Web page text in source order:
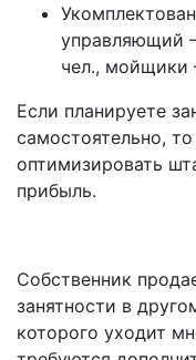
управляющий
чел., мойщики
Если планируете
самостоятельно,
оптимизировать
прибыль.
Собственник
занятности в
которого уходит